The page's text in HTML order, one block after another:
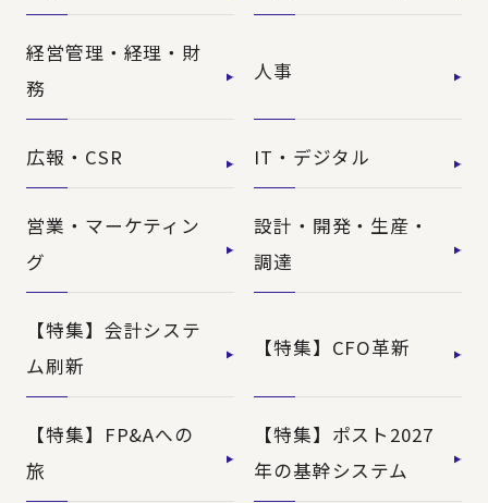
経営管理・経理・財
務
人事
広報・CSR IT・デジタル
営業・マーケティン
グ
設計・開発・生産・
調達
【特集】会計システ
ム刷新
【特集】CFO革新
【特集】FP&Aへの
旅
【特集】ポスト2027
年の基幹システム